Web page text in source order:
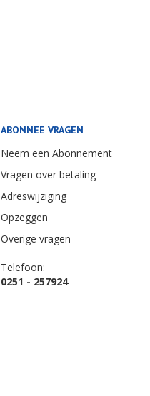
ABONNEE VRAGEN
Neem een Abonnement
Vragen over betaling
Adreswijziging
Opzeggen
Overige vragen
Telefoon:
0251 - 257924